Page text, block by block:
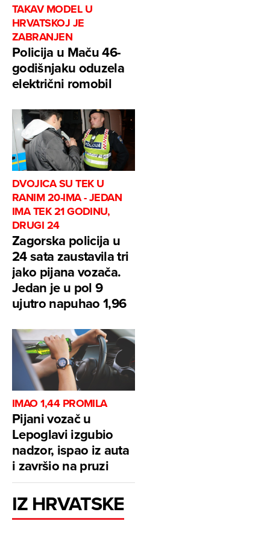
TAKAV MODEL U
HRVATSKOJ JE
ZABRANJEN
Policija u Maču 46-
godišnjaku oduzela
električni romobil
DVOJICA SU TEK U
RANIM 20-IMA - JEDAN
IMA TEK 21 GODINU,
DRUGI 24
Zagorska policija u
24 sata zaustavila tri
jako pijana vozača.
Jedan je u pol 9
ujutro napuhao 1,96
IMAO 1,44 PROMILA
Pijani vozač u
Lepoglavi izgubio
nadzor, ispao iz auta
i završio na pruzi
IZ HRVATSKE